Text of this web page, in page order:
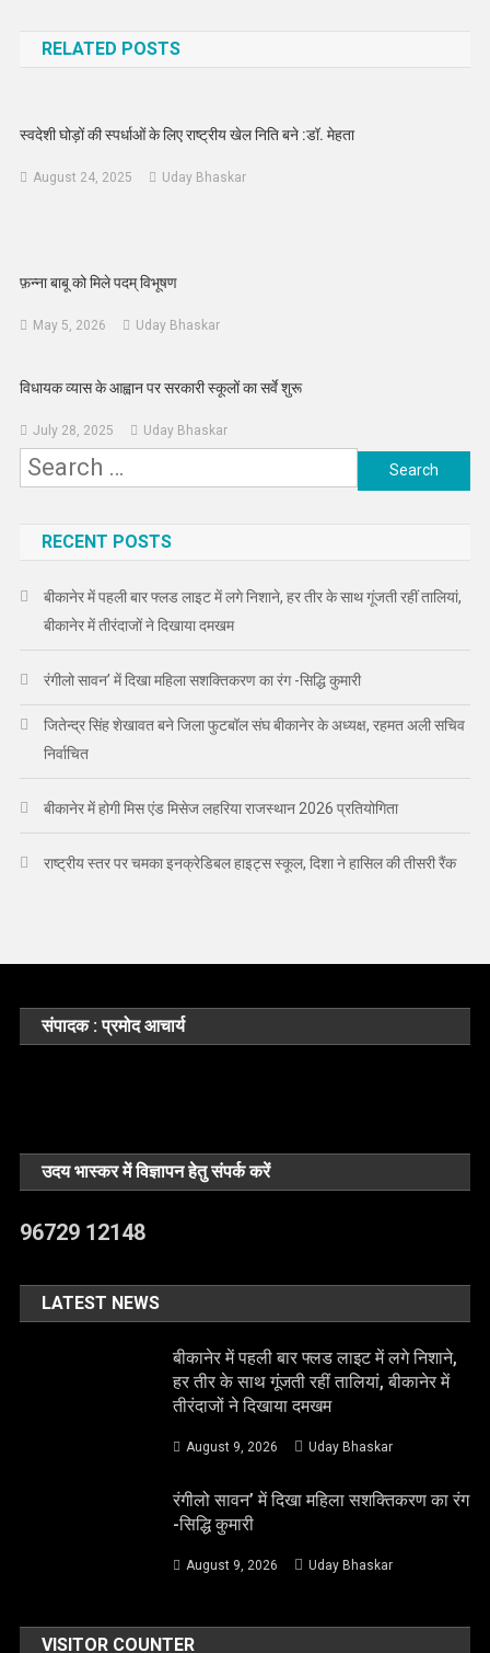
RELATED POSTS
स्वदेशी घोड़ों की स्पर्धाओं के लिए राष्ट्रीय खेल निति बने :डॉ. मेहता
August 24, 2025 Uday Bhaskar
फ़न्ना बाबू को मिले पदम् विभूषण
May 5, 2026 Uday Bhaskar
विधायक व्यास के आह्वान पर सरकारी स्कूलों का सर्वे शुरू
July 28, 2025 Uday Bhaskar
Search
RECENT POSTS
बीकानेर में पहली बार फ्लड लाइट में लगे निशाने, हर तीर के साथ गूंजती रहीं तालियां,
बीकानेर में तीरंदाजों ने दिखाया दमखम
रंगीलो सावन’ में दिखा महिला सशक्तिकरण का रंग -सिद्धि कुमारी
जितेन्द्र सिंह शेखावत बने जिला फुटबॉल संघ बीकानेर के अध्यक्ष, रहमत अली सचिव
निर्वाचित
बीकानेर में होगी मिस एंड मिसेज लहरिया राजस्थान 2026 प्रतियोगिता
राष्ट्रीय स्तर पर चमका इनक्रेडिबल हाइट्स स्कूल, दिशा ने हासिल की तीसरी रैंक
संपादक : प्रमोद आचार्य
उदय भास्कर में विज्ञापन हेतु संपर्क करें
96729 12148
LATEST NEWS
बीकानेर में पहली बार फ्लड लाइट में लगे निशाने,
हर तीर के साथ गूंजती रहीं तालियां, बीकानेर में
तीरंदाजों ने दिखाया दमखम
August 9, 2026 Uday Bhaskar
रंगीलो सावन’ में दिखा महिला सशक्तिकरण का रंग
-सिद्धि कुमारी
August 9, 2026 Uday Bhaskar
VISITOR COUNTER